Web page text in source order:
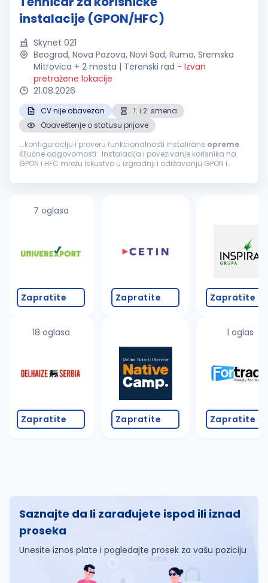
instalacije (GPON/HFC)
Skynet 021
Beograd, Nova Pazova, Novi Sad, Ruma, Sremska
Mitrovica + 2 mesta | Terenski rad - Izvan
pretražene lokacije
21.08.2026
CV nije obavezan
1. i 2. smena
Obaveštenje o statusu prijave
...konfiguraciju i proveru funkcionalnosti instalirane opreme.
Ključne odgovornosti: Instalacija i povezivanje korisnika na
GPON i HFC mrežu Iskustvo u izgradnji i održavanju GPON i
dokumentacije (šeme...
7 oglasa
Zapratite
18 oglasa
Zapratite
Zapratite
Zapratite
Zapratite
1 oglas
Zapratite
Saznajte da li zarađujete ispod ili iznad
proseka
Unesite iznos plate i pogledajte prosek za vašu poziciju